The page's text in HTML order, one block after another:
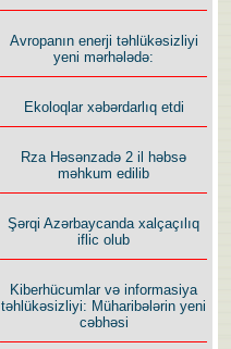
Avropanın enerji təhlükəsizliyi
yeni mərhələdə:
Ekoloqlar xəbərdarlıq etdi
Rza Həsənzadə 2 il həbsə
məhkum edilib
Şərqi Azərbaycanda xalçaçılıq
iflic olub
Kiberhücumlar və informasiya
təhlükəsizliyi: Müharibələrin yeni
cəbhəsi